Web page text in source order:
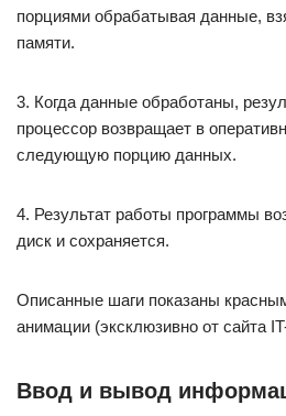
порциями обрабатывая данные,
памяти.
3. Когда данные обработаны,
процессор возвращает в
следующую порцию данных.
4. Результат работы программы
диск и сохраняется.
Описанные шаги показаны
анимации (эксклюзивно от сайта
Ввод и вывод